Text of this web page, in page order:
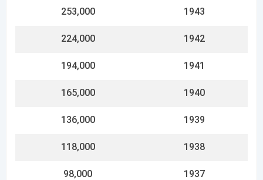
1934
55,000
1933
49,000
1932
43,000
1931
40,000
1930
38,000
1929
35,000
1928
33,000